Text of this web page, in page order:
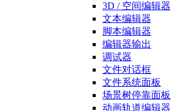
3D / 空间编辑器
文本编辑器
脚本编辑器
编辑器输出
调试器
文件对话框
文件系统面板
场景树停靠面板
动画轨道编辑器